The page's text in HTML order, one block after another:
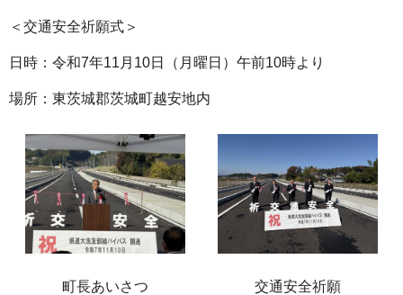
＜交通安全祈願式＞
日時：令和7年11月10日（月曜日）午前10時より
場所：東茨城郡茨城町越安地内
町長あいさつ 交通安全祈願